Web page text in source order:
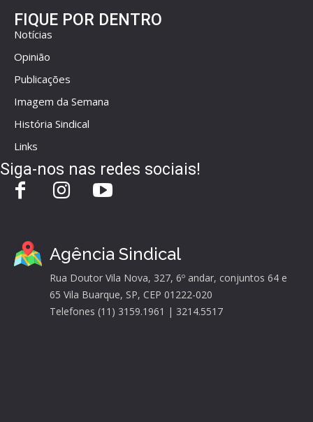
FIQUE POR DENTRO
Notícias
Opinião
Publicações
Imagem da Semana
História Sindical
Links
Siga-nos nas redes sociais!
Agência Sindical
Rua Doutor Vila Nova, 327, 6º andar, conjuntos 64 e
65 Vila Buarque, SP, CEP 01222-020
Telefones (11) 3159.1961 | 3214.5517